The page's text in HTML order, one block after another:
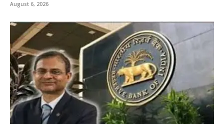
August 6, 2026